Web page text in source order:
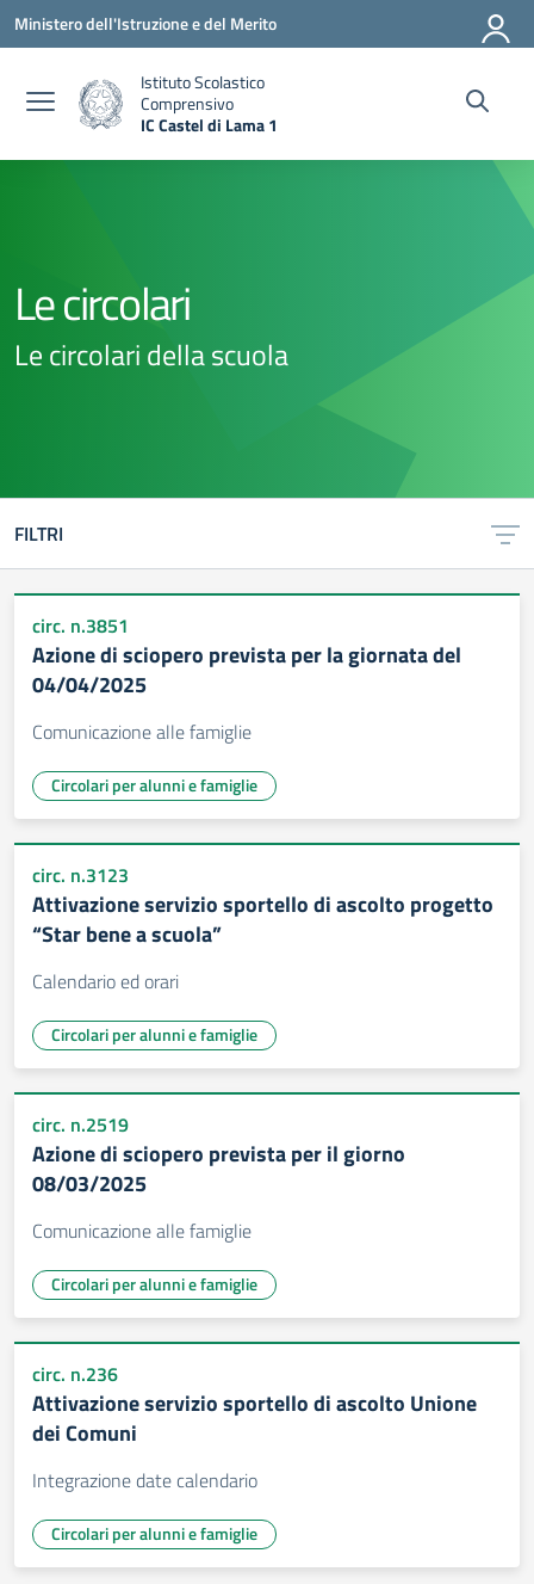
Vai ai contenuti
Vai al menu di navigazione
Vai al footer
Ministero dell'Istruzione e del Merito
Istituto Scolastico
Comprensivo
IC Castel di Lama 1
Le circolari
Le circolari della scuola
FILTRI
circ. n.3851
Azione di sciopero prevista per la giornata del
04/04/2025
Comunicazione alle famiglie
Circolari per alunni e famiglie
circ. n.3123
Attivazione servizio sportello di ascolto progetto
“Star bene a scuola”
Calendario ed orari
Circolari per alunni e famiglie
circ. n.2519
Azione di sciopero prevista per il giorno
08/03/2025
Comunicazione alle famiglie
Circolari per alunni e famiglie
circ. n.236
Attivazione servizio sportello di ascolto Unione
dei Comuni
Integrazione date calendario
Circolari per alunni e famiglie